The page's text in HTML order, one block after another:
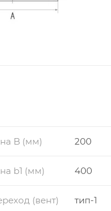
B (мм) 200
b1 (мм) 400
(вент) тип-1